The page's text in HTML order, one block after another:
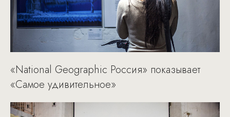
«National Geographic Россия» показывает
«Самое удивительное»